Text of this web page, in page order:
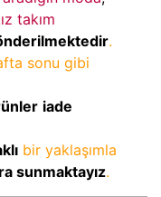
takım
.
sonu gibi
iade
bir yaklaşımla
sunmaktayız.